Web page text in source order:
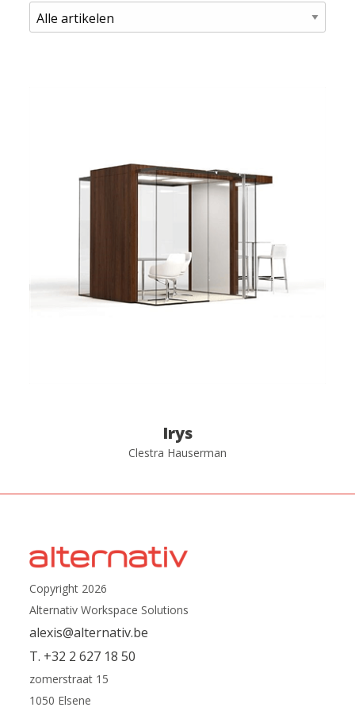
Irys
Clestra Hauserman
Copyright 2026
Alternativ Workspace Solutions
alexis@alternativ.be
T. +32 2 627 18 50
zomerstraat 15
1050 Elsene